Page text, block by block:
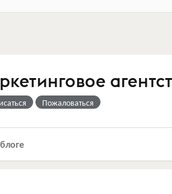
Пожаловаться